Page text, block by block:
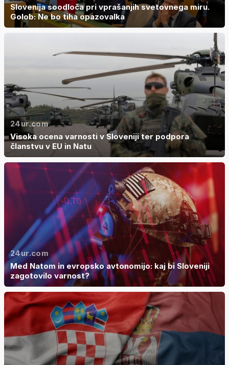
Slovenija soodloča pri vprašanjih svetovnega miru.
Golob: Ne bo tiha opazovalka
24ur.com
Visoka ocena varnosti v Sloveniji ter podpora
članstvu v EU in Natu
24ur.com
Med Natom in evropsko avtonomijo: kaj bi Sloveniji
zagotovilo varnost?